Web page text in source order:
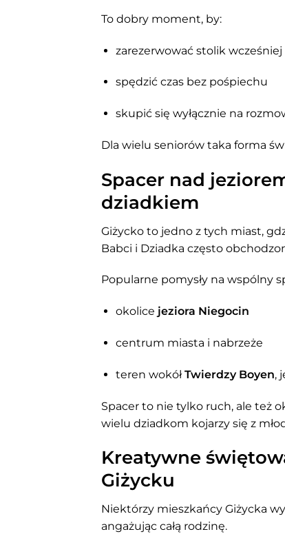
To dobry moment, by:
zarezerwować stolik wcześniej
spędzić czas bez pośpiechu
skupić się wyłącznie na
Dla wielu seniorów taka forma
Spacer nad
dziadkiem
Giżycko to jedno z tych miast,
Babci i Dziadka często
Popularne pomysły na wspólny
okolice jeziora Niegocin
centrum miasta i nabrzeże
teren wokółTwierdzy Boyen,
Spacer to nie tylko ruch, ale też
wielu dziadkom kojarzy się z
Kreatywne
Giżycku
Niektórzy mieszkańcy Giżycka
angażując całą rodzinę.